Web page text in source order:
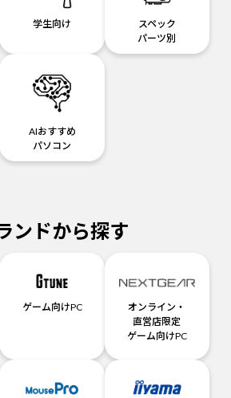
学生向け
スペック
パーツ別
AIおすすめ
パソコン
ンドから探す
ゲーム向けPC
オンライン・
直営店限定
ゲーム向けPC